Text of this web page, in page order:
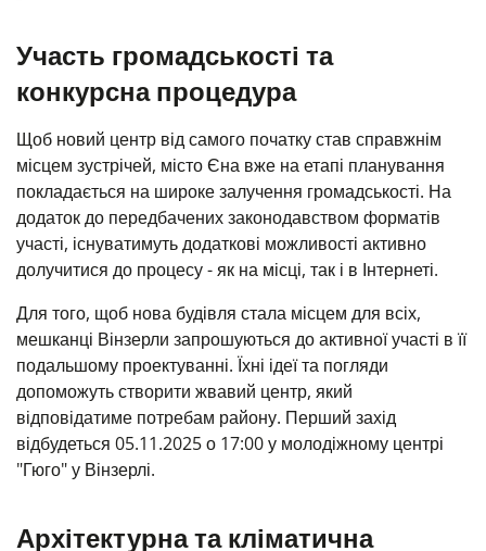
Участь громадськості та
конкурсна процедура
Щоб новий центр від самого початку став справжнім
місцем зустрічей, місто Єна вже на етапі планування
покладається на широке залучення громадськості. На
додаток до передбачених законодавством форматів
участі, існуватимуть додаткові можливості активно
долучитися до процесу - як на місці, так і в Інтернеті.
Для того, щоб нова будівля стала місцем для всіх,
мешканці Вінзерли запрошуються до активної участі в її
подальшому проектуванні. Їхні ідеї та погляди
допоможуть створити жвавий центр, який
відповідатиме потребам району. Перший захід
відбудеться 05.11.2025 о 17:00 у молодіжному центрі
"Гюго" у Вінзерлі.
Архітектурна та кліматична